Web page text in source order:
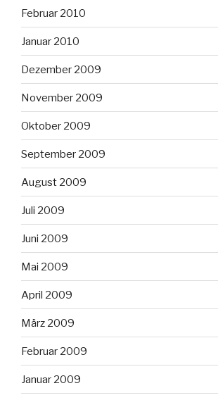
Februar 2010
Januar 2010
Dezember 2009
November 2009
Oktober 2009
September 2009
August 2009
Juli 2009
Juni 2009
Mai 2009
April 2009
März 2009
Februar 2009
Januar 2009